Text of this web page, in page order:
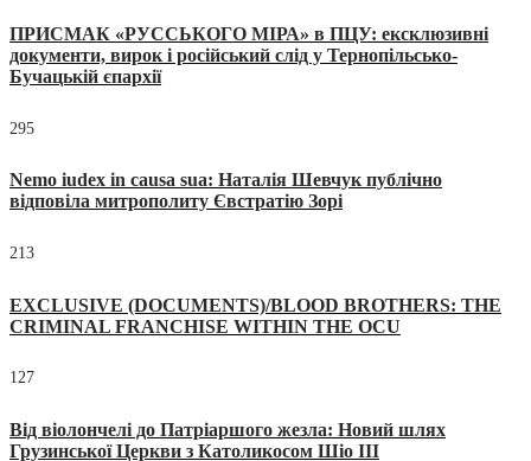
ПРИСМАК «РУССЬКОГО МІРА» в ПЦУ: ексклюзивні
документи, вирок і російський слід у Тернопільсько-
Бучацькій єпархії
295
Nemo iudex in causa sua: Наталія Шевчук публічно
відповіла митрополиту Євстратію Зорі
213
EXCLUSIVE (DOCUMENTS)/BLOOD BROTHERS: THE
CRIMINAL FRANCHISE WITHIN THE OCU
127
Від віолончелі до Патріаршого жезла: Новий шлях
Грузинської Церкви з Католикосом Шіо III